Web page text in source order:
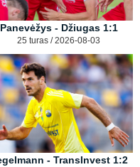
Panevėžys - Džiugas 1:1
25 turas / 2026-08-03
- TransInvest 1:2